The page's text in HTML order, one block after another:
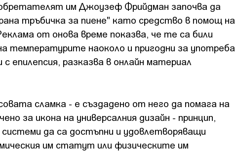
им Джоузеф Фрийдман започва да
тръбичка за пиене" като средство в помощ на
от онова време показва, че те са били
температурите наоколо и пригодни за употреба
епилепсия, разказва в онлайн материал
сламка - е създадено от него да помага на
за икона на универсалния дизайн - принцип,
да са достъпни и удовлетворяващи
им статут или физическите им